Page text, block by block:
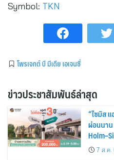
Symbol: TKN
โพรเจกต์ บี มีเดีย เอเจนซี่
ข่าวประชาสัมพันธ์ล่าสุด
“ไซมิส
ผ่อนนาน
ส่วนลดแ
2569
7 ส.ค.